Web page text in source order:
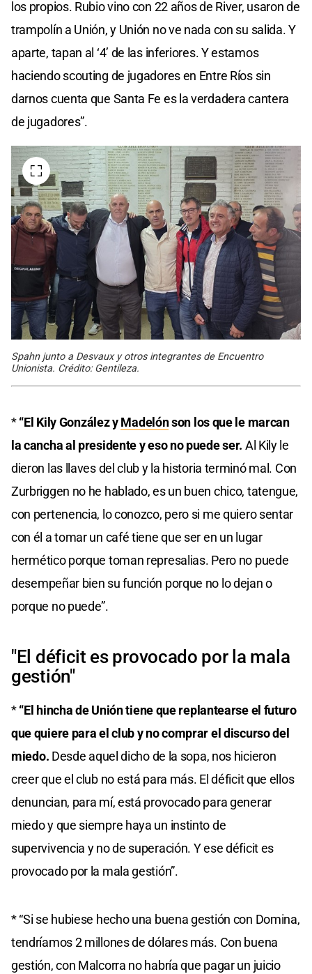
los propios. Rubio vino con 22 años de River, usaron de
trampolín a Unión, y Unión no ve nada con su salida. Y
aparte, tapan al ‘4’ de las inferiores. Y estamos
haciendo scouting de jugadores en Entre Ríos sin
darnos cuenta que Santa Fe es la verdadera cantera
de jugadores”.
Spahn junto a Desvaux y otros integrantes de Encuentro
Unionista. Crédito: Gentileza.
*“El Kily González yMadelónson los que le marcan
la cancha al presidente y eso no puede ser. Al Kily le
dieron las llaves del club y la historia terminó mal. Con
Zurbriggen no he hablado, es un buen chico, tatengue,
con pertenencia, lo conozco, pero si me quiero sentar
con él a tomar un café tiene que ser en un lugar
hermético porque toman represalias. Pero no puede
desempeñar bien su función porque no lo dejan o
porque no puede”.
"El déficit es provocado por la mala
gestión"
*“El hincha de Unión tiene que replantearse el futuro
que quiere para el club y no comprar el discurso del
miedo. Desde aquel dicho de la sopa, nos hicieron
creer que el club no está para más. El déficit que ellos
denuncian, para mí, está provocado para generar
miedo y que siempre haya un instinto de
supervivencia y no de superación. Y ese déficit es
provocado por la mala gestión”.
* “Si se hubiese hecho una buena gestión con Domina,
tendríamos 2 millones de dólares más. Con buena
gestión, con Malcorra no habría que pagar un juicio